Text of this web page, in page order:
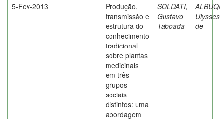
5-Fev-2013
Produção,
transmissão e
estrutura do
conhecimento
tradicional
sobre plantas
medicinais
em três
grupos
sociais
distintos: uma
abordagem
SOLDATI,
Gustavo
Taboada
de